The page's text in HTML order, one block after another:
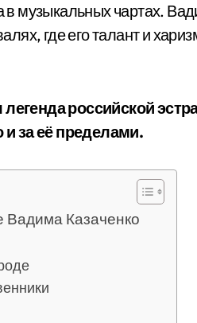
музыкальных чартах.
где его талант и
российской
за её пределами.
Вадима Казаченко